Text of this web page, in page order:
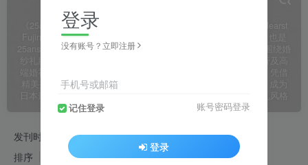
《25ans Wedding（ヴァンサンカンウエディング）》是日本 Hearst
Fujingaho（ハースト婦人画報社） 出版的高端婚礼婚纱杂志，也是
25ans（ヴァンサンカン）旗下专注婚礼主题的特别刊物。杂志围绕婚
纱礼服、婚礼策划、珠宝首饰、婚宴场地、婚礼摄影、蜜月旅行及高
端婚礼趋势等内容，为准新人提供专业的婚礼灵感与实用指南。凭借
精美摄影、国际品牌资讯及奢华婚礼案例，《25ans Wedding》成为
日本最具影响力的婚礼杂志之一，深受追求品质婚礼与优雅婚礼风格
发刊时间 2026 2025 2024
2023
排序
更新 浏览 点赞 评论 随机 收藏
登录
没有账号？立即注册
手机号或邮箱
记住登录 账号密码登录
登录